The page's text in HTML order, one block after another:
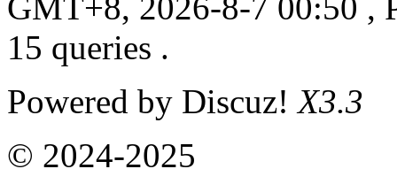
15 queries .
Powered by Discuz!X3.3
© 2024-2025